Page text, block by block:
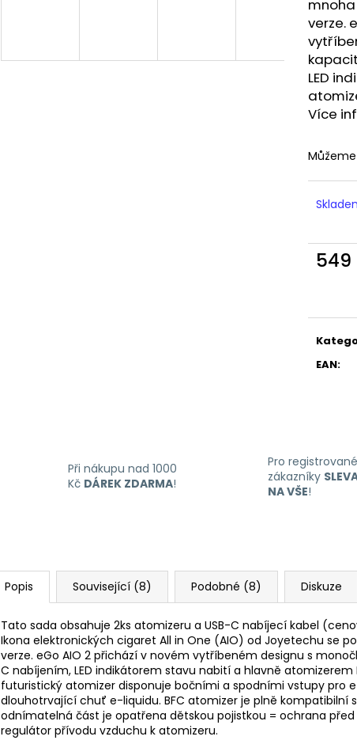
verze.
LED
Více
549
EAN:
Při nákupu nad 1000
Kč DÁREK ZDARMA!
Pro registrované
zákazníky
NA VŠE!
Popis Související (8) Podobné (8) Diskuze
Tato sada obsahuje 2ks atomizeru a USB-C nabíjecí kabel
Ikona elektronických cigaret All in One (AIO) od Joyetechu se
verze. eGo AIO 2 přichází v novém vytříbeném designu s
C nabíjením, LED indikátorem stavu nabití a hlavně atomizerem
futuristický atomizer disponuje bočními a spodními vstupy pro
dlouhotrvající chuť e-liquidu. BFC atomizer je plně kompatibilní
odnímatelná část je opatřena dětskou pojistkou = ochrana
regulátor přívodu vzduchu k atomizeru.
LIQUID LIQUA
6MG (AMERICKÝ